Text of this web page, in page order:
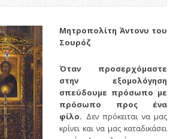
Μητροπολίτη Άντονυ του
Σουρόζ
Όταν προσερχόμαστε
στην εξομολόγηση
σπεύδουμε πρόσωπο με
πρόσωπο προς ένα
φίλο. Δεν πρόκειται να μας
κρίνει και να μας καταδικάσει